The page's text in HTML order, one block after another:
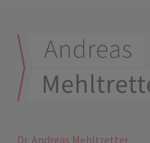
Dr. Andreas Mehltretter